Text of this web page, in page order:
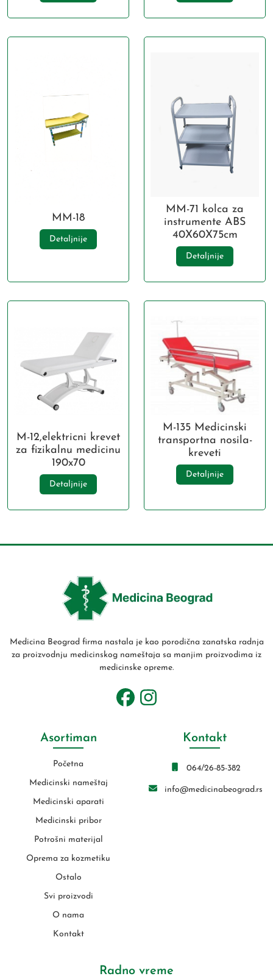
MM-18
Detaljnije
MM-71 kolca za
instrumente ABS
40X60X75cm
Detaljnije
M-12,elektricni krevet
za fizikalnu medicinu
190x70
Detaljnije
M-135 Medicinski
transportna nosila-
kreveti
Detaljnije
Medicina Beograd firma nastala je kao porodična zanatska radnja
za proizvodnju medicinskog nameštaja sa manjim proizvodima iz
medicinske opreme.
Asortiman
Početna
Medicinski nameštaj
Medicinski aparati
Medicinski pribor
Potrošni materijal
Oprema za kozmetiku
Ostalo
Svi proizvodi
O nama
Kontakt
Kontakt
064/26-85-382
info@medicinabeograd.rs
Radno vreme